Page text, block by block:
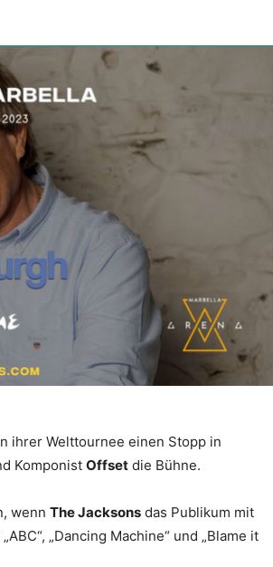
ihrer Welttournee einen Stopp in
Komponist Offset die Bühne.
wenn The Jacksons das Publikum mit
„Dancing Machine“ und „Blame it